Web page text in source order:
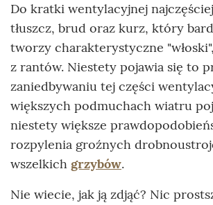
Do kratki wentylacyjnej
tłuszcz, brud oraz kurz, który
tworzy charakterystyczne
z rantów. Niestety pojawia się to
zaniedbywaniu tej części
większych podmuchach wiatru
niestety większe
rozpylenia groźnych
wszelkich grzybów.
Nie wiecie, jak ją zdjąć? Nic